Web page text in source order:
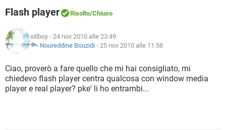
INSTAGRAM
TIKTOK
HARDWARE
INSTAGRAM
TIKTOK
HARDWARE
COVID-19
INTRATTENIMENTO
iOS WINDOWS 10
INSTAGRAM WHATSAPP
TIKTOK FACEBOOK
COVID-19
INTRATTENIMENTO
iOS WINDOWS 10
INSTAGRAM WHATSAPP
GLOSSARIO
COVID-19 GAMING
INTRATTENIMENTO ANDROID
Flash player Risolto/Chiuso
xillboy - 24 nov 2010 alle 23:49
Noureddine Bouzidi - 25 nov 2010 alle 11:58
Ciao, proverò a fare quello che mi hai consigliato, mi
chiedevo flash player centra qualcosa con window media
player e real player? pke' li ho entrambi...